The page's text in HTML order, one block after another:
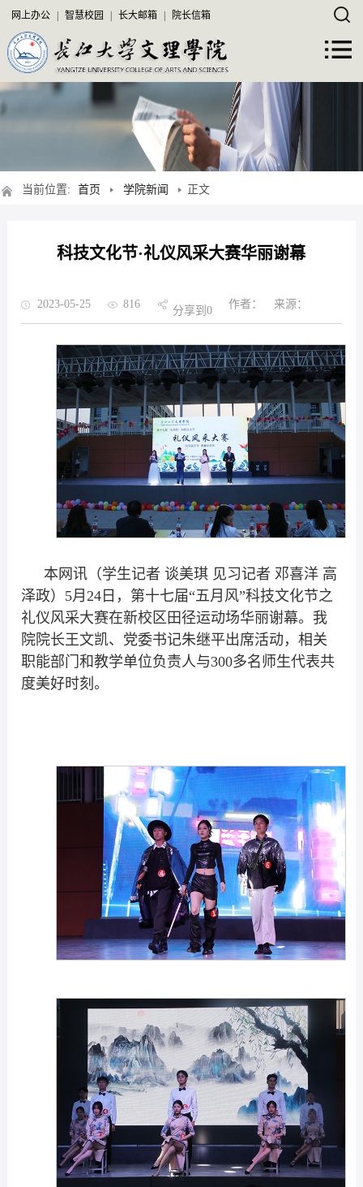
网上办公 智慧校园 长大邮箱 院长信箱
当前位置: 首页 学院新闻 正文
科技文化节·礼仪风采大赛华丽谢幕
2023-05-25 816
分享到0
作者： 来源：
本网讯（学生记者 谈美琪 见习记者 邓喜洋 高
泽政）5月24日，第十七届“五月风”科技文化节之
礼仪风采大赛在新校区田径运动场华丽谢幕。我
院院长王文凯、党委书记朱继平出席活动，相关
职能部门和教学单位负责人与300多名师生代表共
度美好时刻。